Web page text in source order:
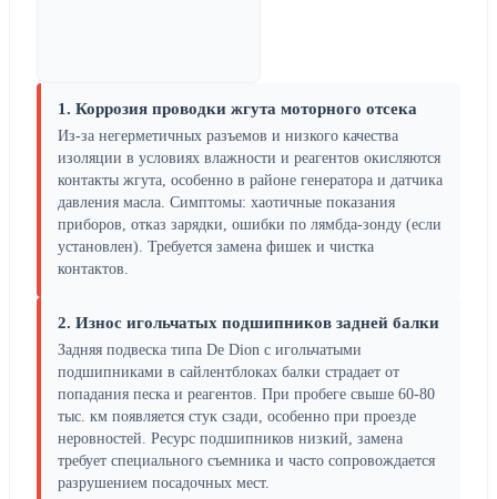
1. Коррозия проводки жгута моторного отсека
Из-за негерметичных разъемов и низкого качества
изоляции в условиях влажности и реагентов окисляются
контакты жгута, особенно в районе генератора и датчика
давления масла. Симптомы: хаотичные показания
приборов, отказ зарядки, ошибки по лямбда-зонду (если
установлен). Требуется замена фишек и чистка
контактов.
2. Износ игольчатых подшипников задней балки
Задняя подвеска типа De Dion с игольчатыми
подшипниками в сайлентблоках балки страдает от
попадания песка и реагентов. При пробеге свыше 60-80
тыс. км появляется стук сзади, особенно при проезде
неровностей. Ресурс подшипников низкий, замена
требует специального съемника и часто сопровождается
разрушением посадочных мест.